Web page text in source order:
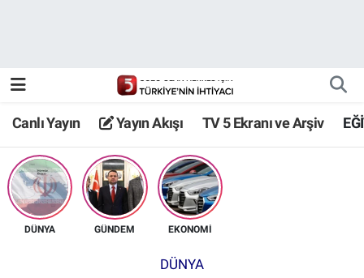
Canlı Yayın Yayın Akışı TV 5 Ekranı ve Arşiv
DÜNYA GÜNDEM EKONOMİ
DÜNYA
TV 5 Ekranı ve Arşiv